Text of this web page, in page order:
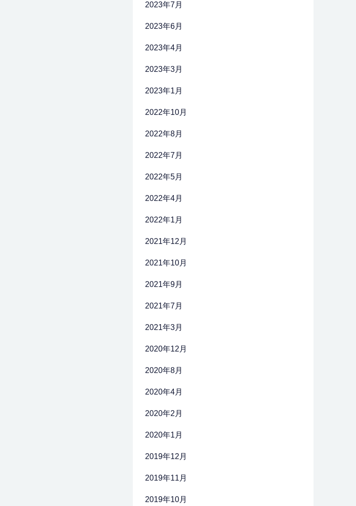
2023年7月
2023年6月
2023年4月
2023年3月
2023年1月
2022年10月
2022年8月
2022年7月
2022年5月
2022年4月
2022年1月
2021年12月
2021年10月
2021年9月
2021年7月
2021年3月
2020年12月
2020年8月
2020年4月
2020年2月
2020年1月
2019年12月
2019年11月
2019年10月